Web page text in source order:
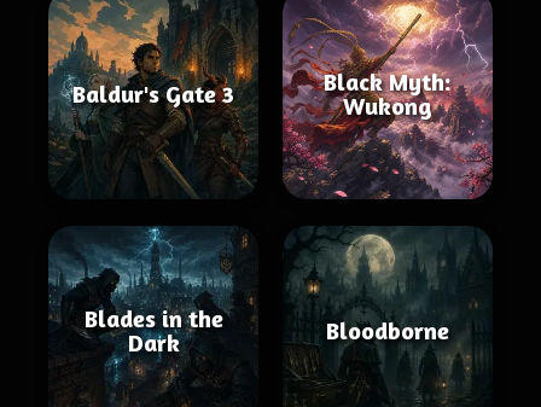
Baldur's Gate 3
Black Myth:
Wukong
Blades in the
Dark
Bloodborne